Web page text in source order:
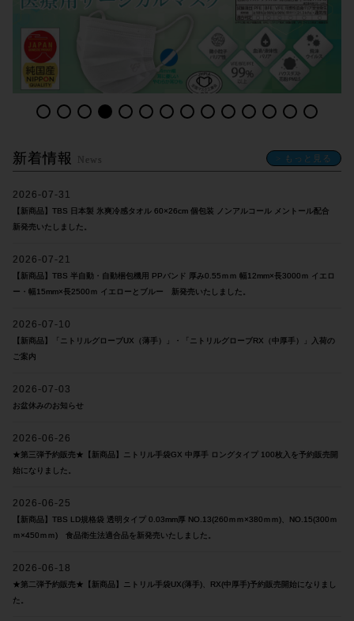
新着情報 > もっと見る
2026-07-31
【新商品】TBS 日本製 氷爽冷感タオル 60×26cm 個包装 ノンアルコール メントール配合
新発売いたしました。
2026-07-21
【新商品】TBS 半自動・自動梱包機用 PPバンド 厚み0.55ｍｍ 幅12mm×長3000ｍ イエロ
ー・幅15mm×長2500ｍ イエローとブルー 新発売いたしました。
2026-07-10
【新商品】「ニトリルグローブUX（薄手）」・「ニトリルグローブRX（中厚手）」入荷の
ご案内
2026-07-03
お盆休みのお知らせ
2026-06-26
★第三弾予約販売★【新商品】ニトリル手袋GX 中厚手 ロングタイプ 100枚入を予約販売開
始になりました。
2026-06-25
【新商品】TBS LD規格袋 透明タイプ 0.03mm厚 NO.13(260ｍｍ×380ｍｍ)、NO.15(300ｍ
ｍ×450ｍｍ) 食品衛生法適合品を新発売いたしました。
2026-06-18
★第二弾予約販売★【新商品】ニトリル手袋UX(薄手)、RX(中厚手)予約販売開始になりまし
た。